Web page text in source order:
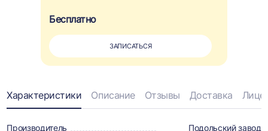
Бесплатно
ЗАПИСАТЬСЯ
Информация
о
Характеристики Описание Отзывы Доставка
Производитель
Подольский завод